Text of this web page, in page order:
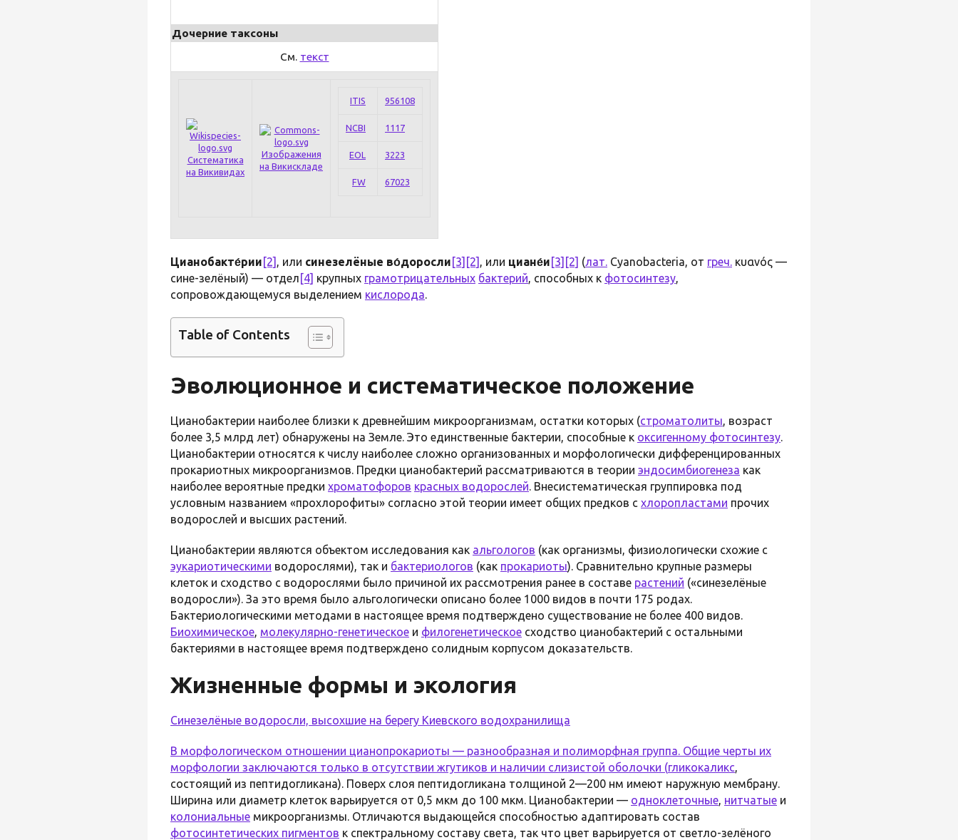
Дочерние таксоны
См. текст
Систематика
на Викивидах
Изображения
на Викискладе
ITIS 956108
NCBI 1117
EOL 3223
FW 67023
Цианобакте́рии [2] , или синезелёные во́доросли [3] [2] , или циане́и [3] [2] (лат. Cyanobacteria, от греч. κυανός —
сине-зелёный) — отдел [4] крупных грамотрицательных бактерий, способных к фотосинтезу,
сопровождающемуся выделением кислорода.
Table of Contents
Эволюционное и систематическое положение
Цианобактерии наиболее близки к древнейшим микроорганизмам, остатки которых (строматолиты, возраст
более 3,5 млрд лет) обнаружены на Земле. Это единственные бактерии, способные к оксигенному фотосинтезу.
Цианобактерии относятся к числу наиболее сложно организованных и морфологически дифференцированных
прокариотных микроорганизмов. Предки цианобактерий рассматриваются в теории эндосимбиогенеза как
наиболее вероятные предки хроматофоров красных водорослей. Внесистематическая группировка под
условным названием «прохлорофиты» согласно этой теории имеет общих предков с хлоропластами прочих
водорослей и высших растений.
Цианобактерии являются объектом исследования как альгологов (как организмы, физиологически схожие с
эукариотическими водорослями), так и бактериологов (как прокариоты). Сравнительно крупные размеры
клеток и сходство с водорослями было причиной их рассмотрения ранее в составе растений («синезелёные
водоросли»). За это время было альгологически описано более 1000 видов в почти 175 родах.
Бактериологическими методами в настоящее время подтверждено существование не более 400 видов.
Биохимическое, молекулярно-генетическое и филогенетическое сходство цианобактерий с остальными
бактериями в настоящее время подтверждено солидным корпусом доказательств.
Жизненные формы и экология
Синезелёные водоросли, высохшие на берегу Киевского водохранилища
В морфологическом отношении цианопрокариоты — разнообразная и полиморфная группа. Общие черты их
морфологии заключаются только в отсутствии жгутиков и наличии слизистой оболочки (гликокаликс,
состоящий из пептидогликана). Поверх слоя пептидогликана толщиной 2—200 нм имеют наружную мембрану.
Ширина или диаметр клеток варьируется от 0,5 мкм до 100 мкм. Цианобактерии — одноклеточные, нитчатые и
колониальные микроорганизмы. Отличаются выдающейся способностью адаптировать состав
фотосинтетических пигментов к спектральному составу света, так что цвет варьируется от светло-зелёного